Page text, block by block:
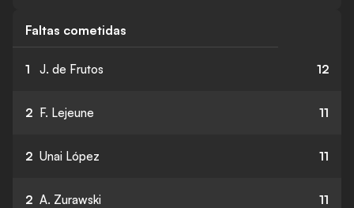
Faltas cometidas
1 J. de Frutos 12
2 F. Lejeune 11
2 Unai López 11
2 A. Zurawski 11